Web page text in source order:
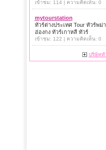
เข้าชม: 114 | ความคิดเห็น: 0
mytourstation
ทัวร์ต่างประเทศ Tour ทัวร์พม่
ฮ่องกง ทัวร์เกาหลี ทัวร์
เข้าชม: 122 | ความคิดเห็น: 0
บริษัททั